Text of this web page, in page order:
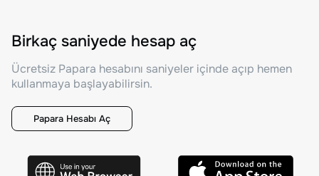
Birkaç saniyede hesap aç
Ücretsiz Papara hesabını saniyeler içinde açıp hemen
kullanmaya başlayabilirsin.
Papara Hesabı Aç